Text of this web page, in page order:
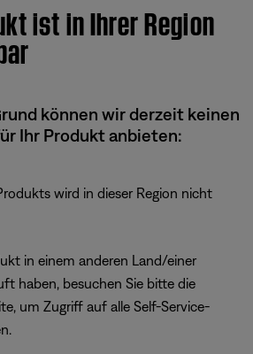
ist in Ihrer Region
können wir derzeit keinen
Ihr Produkt anbieten:
wird in dieser Region nicht
in einem anderen Land/einer
haben, besuchen Sie bitte die
um Zugriff auf alle Self-Service-